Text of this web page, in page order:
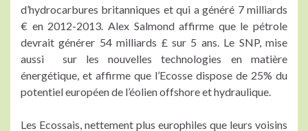
d’hydrocarbures britanniques et qui a généré 7 milliards
€ en 2012-2013. Alex Salmond affirme que le pétrole
devrait générer 54 milliards £ sur 5 ans. Le SNP, mise
aussi sur les nouvelles technologies en matière
énergétique, et affirme que l’Ecosse dispose de 25% du
potentiel européen de l’éolien offshore et hydraulique.
Les Ecossais, nettement plus europhiles que leurs voisins